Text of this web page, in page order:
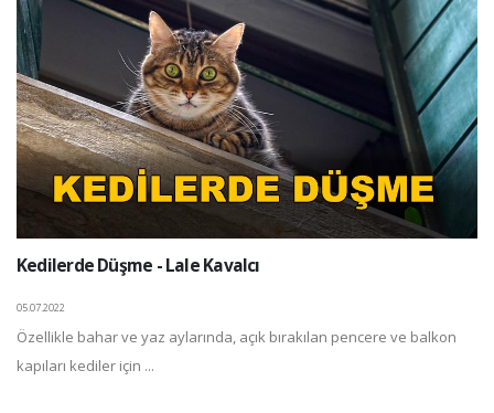
Kedilerde Düşme - Lale Kavalcı
05.07.2022
Özellikle bahar ve yaz aylarında, açık bırakılan pencere ve balkon
kapıları kediler için ...